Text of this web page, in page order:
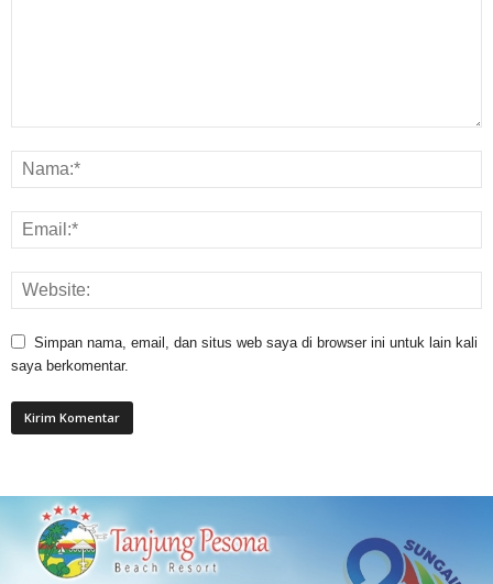
Simpan nama, email, dan situs web saya di browser ini untuk lain kali
saya berkomentar.